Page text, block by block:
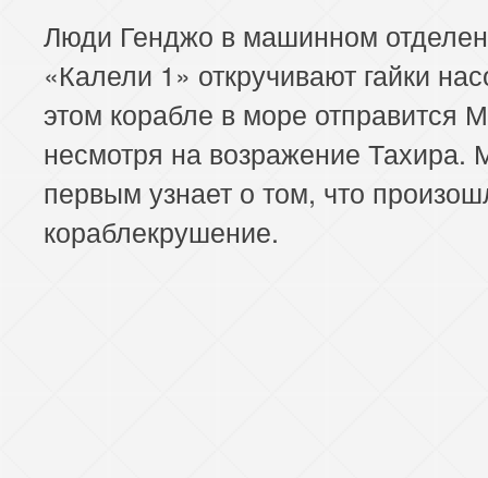
189 серия
190 серия 191 серия
193 серия
194 серия 195 серия
197 серия
198 серия 199 серия
201 серия
202 серия 203 серия
Люди Генджо в машинном
«Калели 1» откручивают гайки
этом корабле в море отправится
несмотря на возражение Тахира.
первым узнает о том, что
кораблекрушение.